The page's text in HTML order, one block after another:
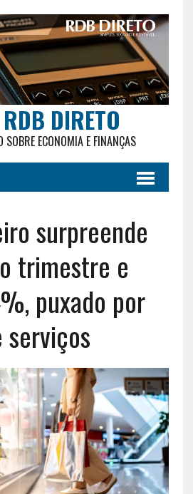
DIRETO
ECONOMIA E FINANÇAS
surpreende
trimestre e
puxado por